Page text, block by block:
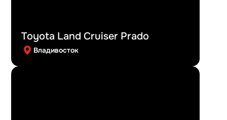
Toyota Land Cruiser Prado
Владивосток